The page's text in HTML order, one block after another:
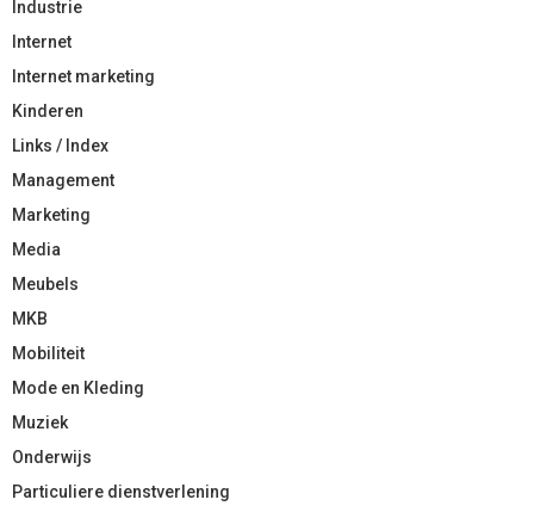
Industrie
Internet
Internet marketing
Kinderen
Links / Index
Management
Marketing
Media
Meubels
MKB
Mobiliteit
Mode en Kleding
Muziek
Onderwijs
Particuliere dienstverlening